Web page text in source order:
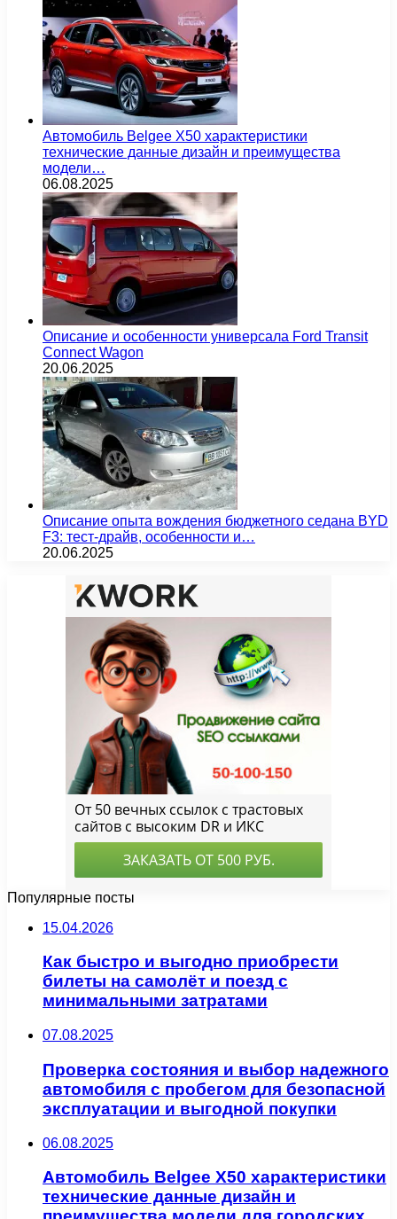
Автомобиль Belgee X50 характеристики
технические данные дизайн и преимущества
модели…
06.08.2025
Описание и особенности универсала Ford Transit
Connect Wagon
20.06.2025
Описание опыта вождения бюджетного седана BYD
F3: тест-драйв, особенности и…
20.06.2025
Популярные посты
15.04.2026
Как быстро и выгодно приобрести
билеты на самолёт и поезд с
минимальными затратами
07.08.2025
Проверка состояния и выбор надежного
автомобиля с пробегом для безопасной
эксплуатации и выгодной покупки
06.08.2025
Автомобиль Belgee X50 характеристики
технические данные дизайн и